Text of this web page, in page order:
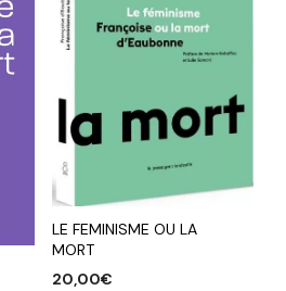
LE FEMINISME OU LA
MORT
20,00€